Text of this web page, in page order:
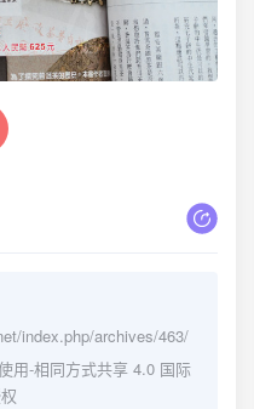
index.php/archives/463/
用-相同方式共享 4.0 国际